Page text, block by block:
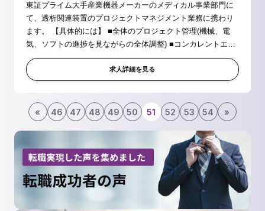
東証プライム大手産業機器メーカーのメディカル事業部門に
て、透析関連装置のプロジェクトマネジメント業務に携わり
ます。 【具体的には】 ■全体のプロジェクト管理(機械、電
気、ソフトの進捗を見ながらの全体調整) ■コンカレントエン
ジニアリングを採用しており、製造、サービス部門との連携
■マーケティング主導...
求人詳細を見る
« 46 47 48 49 50 51 52 53 54 »